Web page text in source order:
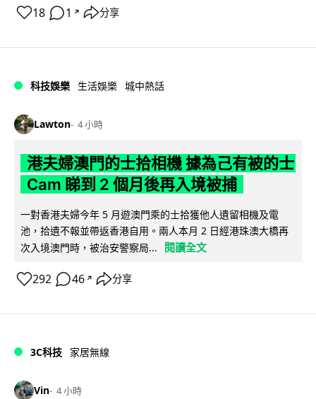
18 1 ↗ 分享
科技娛樂 生活娛樂 城中熱話
Lawton 4 小時
港夫婦澳門的士拾相機 據為己有被的士
Cam 睇到 2 個月後再入境被捕
一對香港夫婦今年 5 月遊澳門乘的士拾獲他人遺留相機及電
池，拾遺不報並帶返香港自用。兩人本月 2 日經港珠澳大橋再
次入境澳門時，被治安警察局...
閱讀全文
292 46 ↗ 分享
3C科技 家居無線
Vin 4 小時